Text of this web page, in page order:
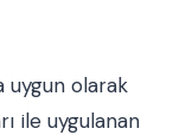
uygun olarak
ile uygulanan